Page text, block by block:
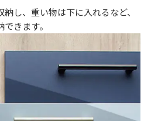
し、重い物は下に入れるなど、
きます。